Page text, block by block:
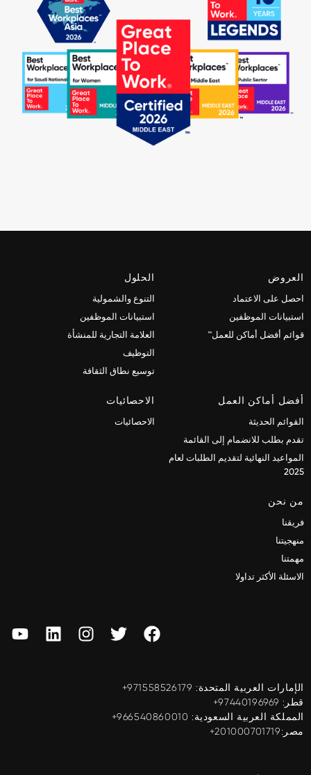
العروض
احصل على الاعتماد
استبيانات الموظفين
قوائم أفضل أماكن للعمل™
الحلول
التنوع والشمولية
استبيانات الموظفين
العلامة التجارية للمنشأة
التوظيف
توسيع نطاق الثقافة
أفضل أماكن العمل
القوائم الحديثة
تقدم بطلب للانضمام إلى القائمة
المواعيد النهائية لتقديم الطلبات لعام
2025
الاحصائيات
الاحصائيات
من نحن
فريقنا
منهجيتنا
مهمتنا
الاسئلة الأكثر تداولا
الإمارات العربية المتحدة: ‎+971558526179
قطر: ‎+97440196969
المملكة العربية السعودية: ‎+966540860010
مصر:201000701719+